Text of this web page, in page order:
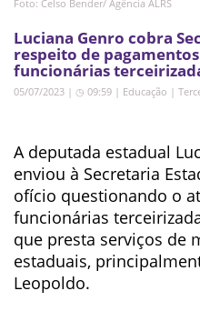
Foto: Celso Bender/ Agência ALRS
Luciana Genro cobra
respeito de
funcionárias
05/07/2023 | ◷ 09:59 | Educação |
A deputada estadual
enviou à Secretaria
ofício questionando o
funcionárias
que presta serviços de
estaduais,
Leopoldo.